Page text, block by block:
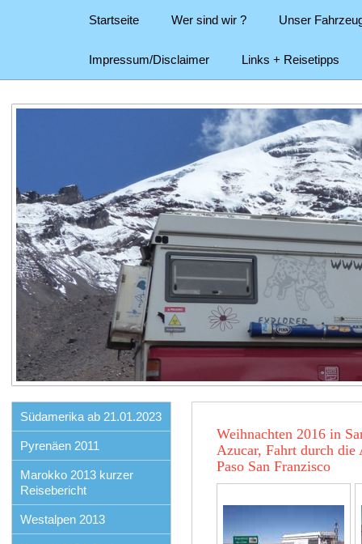
Startseite Wer sind wir ? Unser
Impressum/Disclaimer Links + Reisetipps
Südamerika ab 21.01.2023
Pyrenäen 2011
Marokko 2013 kurzer
Reisebericht
Westalpen 2013
Weihnachten 2016 in
Azucar, Fahrt durch die
Paso San Franzisco